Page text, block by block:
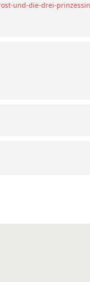
und-die-drei-